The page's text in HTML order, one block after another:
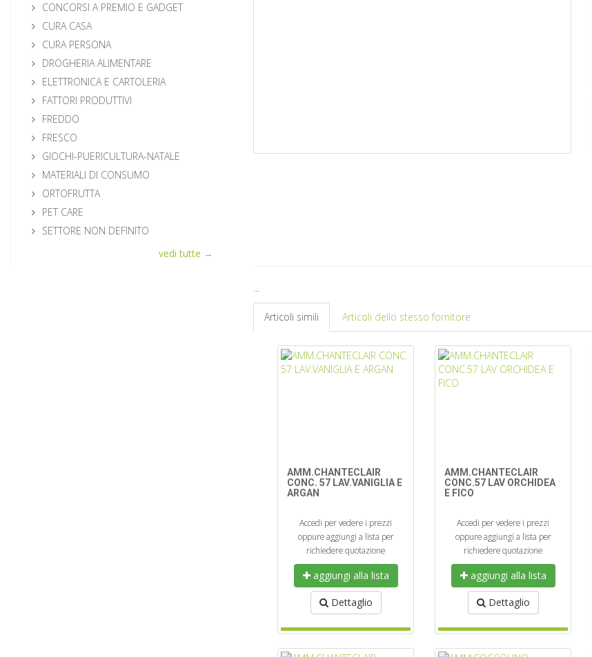
CONCORSI A PREMIO E GADGET
CURA CASA
CURA PERSONA
DROGHERIA ALIMENTARE
ELETTRONICA E CARTOLERIA
FATTORI PRODUTTIVI
FREDDO
FRESCO
GIOCHI-PUERICULTURA-NATALE
MATERIALI DI CONSUMO
ORTOFRUTTA
PET CARE
SETTORE NON DEFINITO
vedi tutte →
...
Articoli simili Articoli dello stesso fornitore
AMM.CHANTECLAIR
CONC. 57 LAV.VANIGLIA E
ARGAN
Accedi per vedere i prezzi
oppure aggiungi a lista per
richiedere quotazione
aggiungi alla lista
Dettaglio
AMM.CHANTECLAIR
CONC.57 LAV ORCHIDEA
E FICO
Accedi per vedere i prezzi
oppure aggiungi a lista per
richiedere quotazione
aggiungi alla lista
Dettaglio